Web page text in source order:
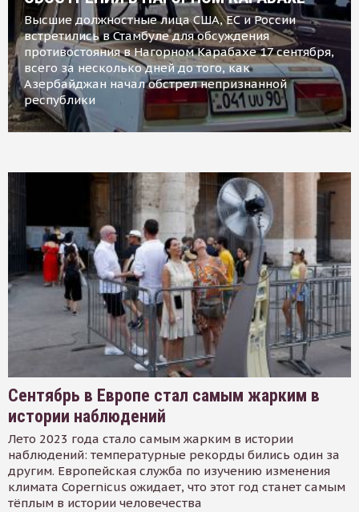
Высшие должностные лица США, ЕС и России
встретились в Стамбуле для обсуждения
противостояния в Нагорном Карабахе 17 сентября,
всего за несколько дней до того, как
Азербайджан начал обстрел непризнанной
республики
Сентябрь в Европе стал самым жарким в
истории наблюдений
Лето 2023 года стало самым жарким в истории
наблюдений: температурные рекорды бились один за
другим. Европейская служба по изучению изменения
климата Copernicus ожидает, что этот год станет самым
тёплым в истории человечества